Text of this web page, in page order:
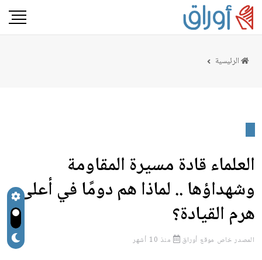
الرئيسية
العلماء قادة مسيرة المقاومة
وشهداؤها .. لماذا هم دومًا في أعلى
هرم القيادة؟
المصدرخاص موقع أوراق منذ 10 أشهر